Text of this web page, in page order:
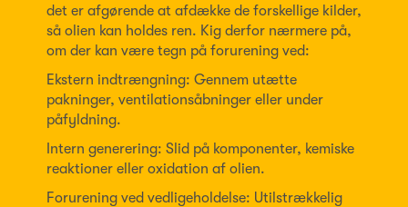
det er afgørende at afdække de forskellige kilder,
så olien kan holdes ren. Kig derfor nærmere på,
om der kan være tegn på forurening ved:
Ekstern indtrængning: Gennem utætte
pakninger, ventilationsåbninger eller under
påfyldning.
Intern generering: Slid på komponenter, kemiske
reaktioner eller oxidation af olien.
Forurening ved vedligeholdelse: Utilstrækkelig